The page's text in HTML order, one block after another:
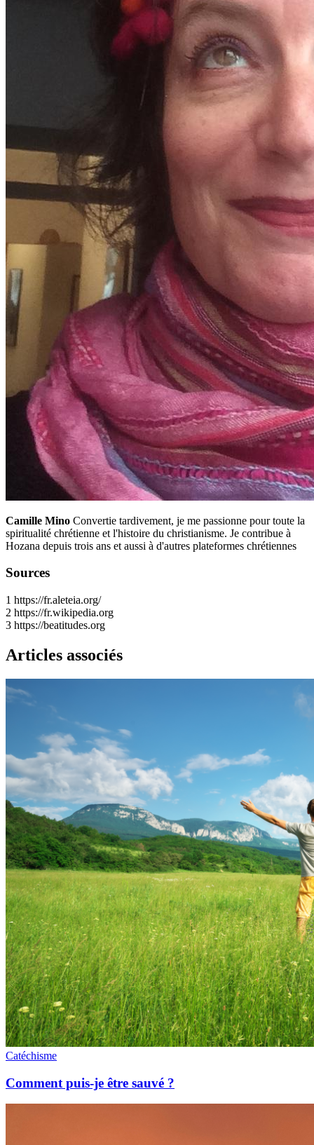
Camille Mino Convertie tardivement, je me passionne pour toute la
spiritualité chrétienne et l'histoire du christianisme. Je contribue à
Hozana depuis trois ans et aussi à d'autres plateformes chrétiennes
Sources
1 https://fr.aleteia.org/
2 https://fr.wikipedia.org
3 https://beatitudes.org
Articles associés
Catéchisme
Comment puis-je être sauvé ?